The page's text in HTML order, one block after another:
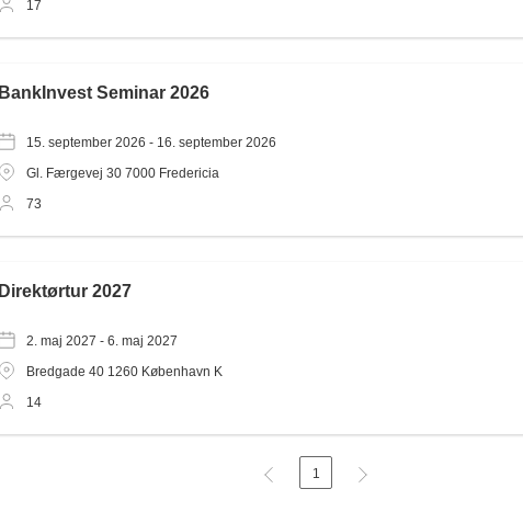
17
BankInvest Seminar 2026
15. september 2026 - 16. september 2026
Gl. Færgevej 30 7000 Fredericia
73
Direktørtur 2027
2. maj 2027 - 6. maj 2027
Bredgade 40 1260 København K
14
1